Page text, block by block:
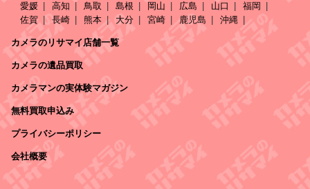
愛媛
高知 鳥取 島根 岡山 広島 山口
福岡
佐賀
長崎 熊本 大分 宮崎 鹿児島 沖縄
カメラのリサマイ店舗一覧
カメラの遺品買取
カメラマンの実体験マガジン
無料買取申込み
プライバシーポリシー
会社概要